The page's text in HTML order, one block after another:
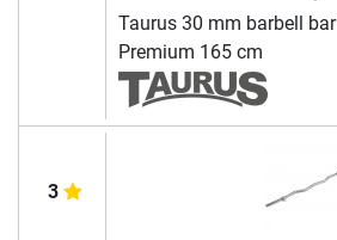
Taurus 30 mm barbell bar
Premium 165 cm
3